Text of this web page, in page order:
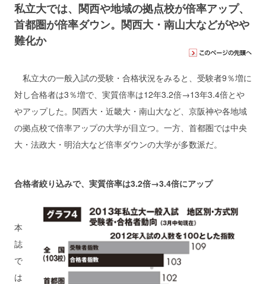
私立大では、関西や地域の拠点校が倍率アップ、
首都圏が倍率ダウン。関西大・南山大などがやや
難化か
私立大の一般入試の受験・合格状況をみると、受験者9％増に
対し合格者は3％増で、実質倍率は12年3.2倍→13年3.4倍とや
やアップした。関西大・近畿大・南山大など、京阪神や各地域
の拠点校で倍率アップの大学が目立つ。一方、首都圏では中央
大・法政大・明治大など倍率ダウンの大学が多数派だ。
合格者絞り込みで、実質倍率は3.2倍→3.4倍にアップ
本
誌
で
は